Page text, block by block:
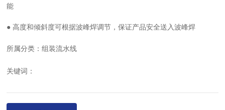
能
所属分类：组装流水线
关键词：